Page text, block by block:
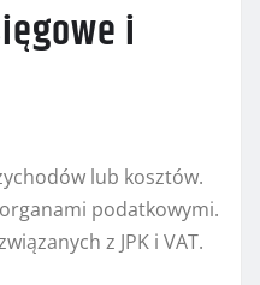
i
lub kosztów.
podatkowymi.
z JPK i VAT.